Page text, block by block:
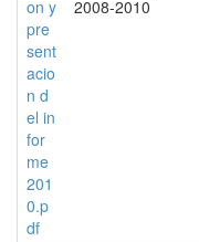
on y
pre
sent
acio
n d
el in
for
me
201
0.p
df
2008-2010